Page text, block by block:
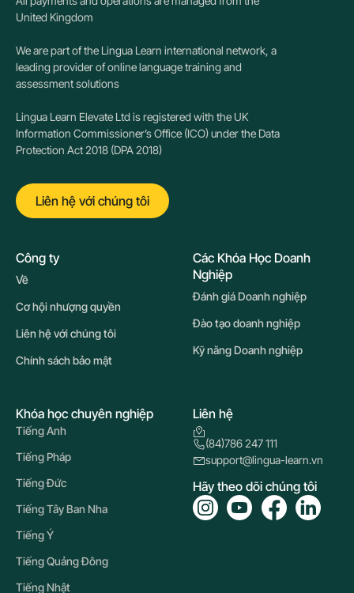
United Kingdom
We are part of the Lingua Learn international network, a
leading provider of online language training and
assessment solutions
Lingua Learn Elevate Ltd is registered with the UK
Information Commissioner’s Office (ICO) under the Data
Protection Act 2018 (DPA 2018)
Liên hệ với chúng tôi
Công ty
Về
Cơ hội nhượng quyền
Liên hệ với chúng tôi
Chính sách bảo mật
Các Khóa Học Doanh
Nghiệp
Đánh giá Doanh nghiệp
Đào tạo doanh nghiệp
Kỹ năng Doanh nghiệp
Khóa học chuyên nghiệp
Tiếng Anh
Tiếng Pháp
Tiếng Đức
Tiếng Tây Ban Nha
Tiếng Ý
Tiếng Quảng Đông
Tiếng Nhật
Liên hệ
(84)786 247 111
support@lingua-learn.vn
Hãy theo dõi chúng tôi